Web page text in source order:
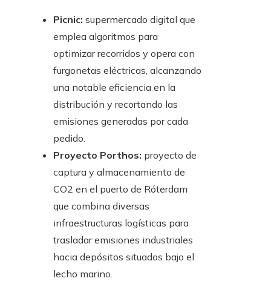
Picnic: supermercado digital que
emplea algoritmos para
optimizar recorridos y opera con
furgonetas eléctricas, alcanzando
una notable eficiencia en la
distribución y recortando las
emisiones generadas por cada
pedido.
Proyecto Porthos: proyecto de
captura y almacenamiento de
CO2 en el puerto de Róterdam
que combina diversas
infraestructuras logísticas para
trasladar emisiones industriales
hacia depósitos situados bajo el
lecho marino.